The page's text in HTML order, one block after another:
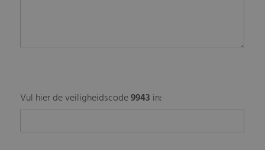
Vul hier de veiligheidscode9943 in: